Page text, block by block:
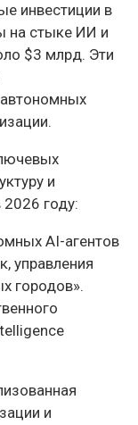
инвестиции в
на стыке ИИ и
$3 млрд. Эти
и
году:
AI-агентов
управления
городов».
и